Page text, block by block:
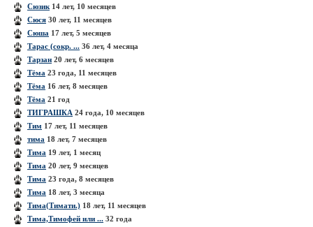
Сюзик 14 лет, 10 месяцев
Сюся 30 лет, 11 месяцев
Сюша 17 лет, 5 месяцев
Тарас (сокр. ... 36 лет, 4 месяца
Тарзан 20 лет, 6 месяцев
Тёма 23 года, 11 месяцев
Тёма 16 лет, 8 месяцев
Тёма 21 год
ТИГРАШКА 24 года, 10 месяцев
Тим 17 лет, 11 месяцев
тима 18 лет, 7 месяцев
Тима 19 лет, 1 месяц
Тима 20 лет, 9 месяцев
Тима 23 года, 8 месяцев
Тима 18 лет, 3 месяца
Тима(Тимати.) 18 лет, 11 месяцев
Тима,Тимофей или ... 32 года